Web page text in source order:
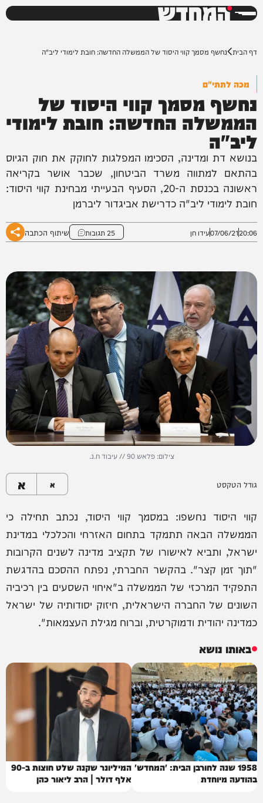
המחדש
דף הבית נחשף מסמך קווי היסוד של הממשלה החדשה: חובת לימודי ליב"ה
מכה לתתי"ם
נחשף מסמך קווי היסוד של
הממשלה החדשה: חובת לימודי
ליב"ה
בנושא דת ומדינה, הסכימו המפלגות לחוקק את חוק הגיוס
בהתאם למתווה משרד הביטחון, שכבר אושר בקריאה
ראשונה בכנסת ה-20, הסעיף הבעייתי מבחינת קווי היסוד:
חובת לימודי ליב"ה כדרישת אביגדור ליברמן
20:06
07/06/21עידו חן 25 תגובות שיתוף הכתבה
צילום: פלאש 90 // עיבוד ח.נ.
גודל הטקסט א א
קווי היסוד נחשפו: במסמך קווי היסוד, נכתב תחילה כי
הממשלה הבאה תתמקד בתחום האזרחי והכלכלי במדינת
ישראל, ותביא לאישורו של תקציב מדינה לשנים הקרובות
"תוך זמן קצר". בהקשר החברתי, נפתח ההסכם בהדגשת
התפקיד המרכזי של הממשלה ב"איחוי השסעים בין רכיביה
השונים של החברה הישראלית, חיזוק יסודותיה של ישראל
כמדינה יהודית ודמוקרטית, וברוח מגילת העצמאות".
באותו נושא
1958 שנה לחורבן הבית: 'המחדש'
בהודעה מיוחדת
המיליונר שקנה שלט חוצות ב-90
אלף דולר | הרב ליאור כהן